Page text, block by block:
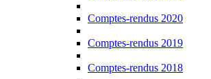
Comptes-rendus 2020
Comptes-rendus 2019
Comptes-rendus 2018